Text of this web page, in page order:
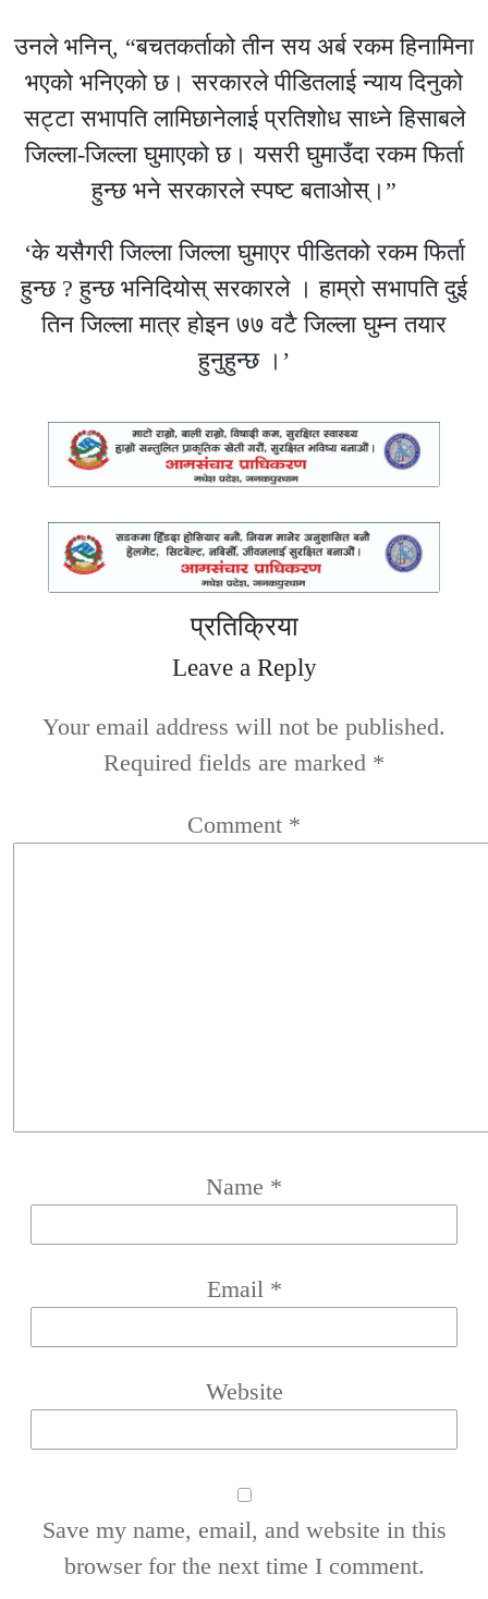
उनले भनिन्, “बचतकर्ताको तीन सय अर्ब रकम हिनामिना
भएको भनिएको छ। सरकारले पीडितलाई न्याय दिनुको
सट्टा सभापति लामिछानेलाई प्रतिशोध साध्ने हिसाबले
जिल्ला-जिल्ला घुमाएको छ। यसरी घुमाउँदा रकम फिर्ता
हुन्छ भने सरकारले स्पष्ट बताओस्।”
‘के यसैगरी जिल्ला जिल्ला घुमाएर पीडितको रकम फिर्ता
हुन्छ ? हुन्छ भनिदियोस् सरकारले । हाम्रो सभापति दुई
तिन जिल्ला मात्र होइन ७७ वटै जिल्ला घुम्न तयार
हुनुहुन्छ ।’
प्रतिक्रिया
Leave a Reply
Your email address will not be published.
Required fields are marked *
Comment *
Name *
Email *
Website
Save my name, email, and website in this
browser for the next time I comment.